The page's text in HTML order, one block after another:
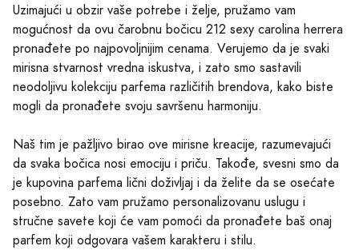
Uzimajući u obzir vaše potrebe i želje, pružamo vam
mogućnost da ovu čarobnu bočicu 212 sexy carolina herrera
pronađete po najpovoljnijim cenama. Verujemo da je svaki
mirisna stvarnost vredna iskustva, i zato smo sastavili
neodoljivu kolekciju parfema različitih brendova, kako biste
mogli da pronađete svoju savršenu harmoniju.
Naš tim je pažljivo birao ove mirisne kreacije, razumevajući
da svaka bočica nosi emociju i priču. Takođe, svesni smo da
je kupovina parfema lični doživljaj i da želite da se osećate
posebno. Zato vam pružamo personalizovanu uslugu i
stručne savete koji će vam pomoći da pronađete baš onaj
parfem koji odgovara vašem karakteru i stilu.